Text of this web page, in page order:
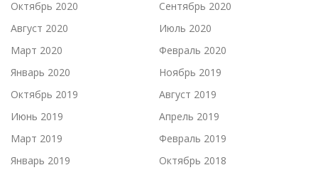
Октябрь 2020
Сентябрь 2020
Август 2020
Июль 2020
Март 2020
Февраль 2020
Январь 2020
Ноябрь 2019
Октябрь 2019
Август 2019
Июнь 2019
Апрель 2019
Март 2019
Февраль 2019
Январь 2019
Октябрь 2018